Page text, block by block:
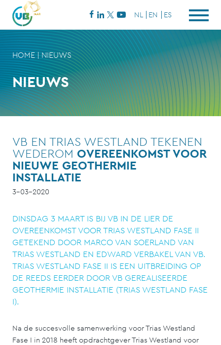
NL EN ES
NIEUWS
HOME|NIEUWS
VB EN TRIAS WESTLAND TEKENEN
WEDEROM OVEREENKOMST VOOR
NIEUWE GEOTHERMIE
INSTALLATIE
3-03-2020
DINSDAG 3 MAART IS BIJ VB IN DE LIER DE
OVEREENKOMST VOOR TRIAS WESTLAND FASE II
GETEKEND DOOR MARCO VAN SOERLAND VAN
TRIAS WESTLAND EN EDWARD VERBAKEL VAN VB.
TRIAS WESTLAND FASE II IS EEN UITBREIDING OP
DE REEDS EERDER DOOR VB GEREALISEERDE
GEOTHERMIE INSTALLATIE (TRIAS WESTLAND FASE
I).
Na de succesvolle samenwerking voor Trias Westland
Fase I in 2018 heeft opdrachtgever Trias Westland voor